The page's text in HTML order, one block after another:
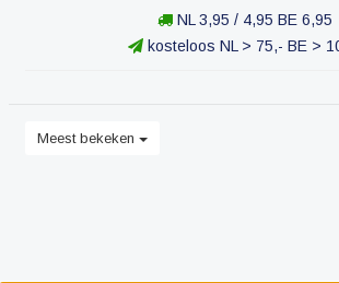
NL 3,95 / 4,95 BE 6,95
kosteloos NL > 75,- BE >
Meest bekeken